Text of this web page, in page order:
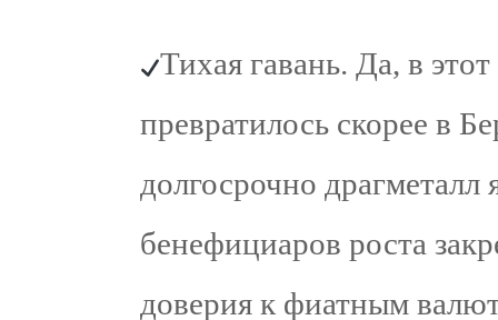
Тихая гавань. Да, в
превратилось скорее в
долгосрочно драгметалл
бенефициаров роста
доверия к фиатным